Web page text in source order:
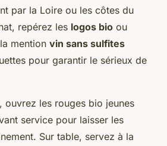
par la Loire ou les côtes du
repérez les logos bio ou
mention vin sans sulfites
pour garantir le sérieux de
ouvrez les rouges bio jeunes
service pour laisser les
Sur table, servez à la